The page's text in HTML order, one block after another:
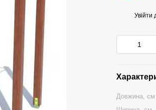
Увійти
Довжина, см